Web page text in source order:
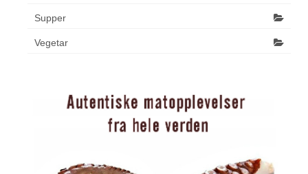
Supper
Vegetar